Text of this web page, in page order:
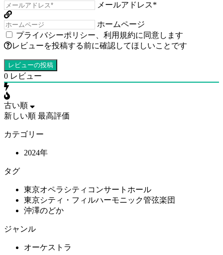
メールアドレス*
ホームページ
プライバシーポリシー
利用規約に同意します
レビューを投稿する前に確認してほしいことです
0 レビュー
古い順
新しい順 最高評価
カテゴリー
2024年
タグ
東京オペラシティコンサートホール
東京シティ・フィルハーモニック管弦楽団
沖澤のどか
ジャンル
オーケストラ